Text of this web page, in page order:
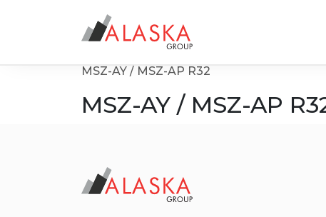
Services
MSZ-AY / MSZ-AP R32
MSZ-AY / MSZ-AP